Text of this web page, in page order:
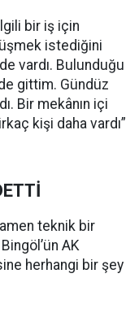
bir iş için
istediğini
vardı. Bulunduğu
gittim. Gündüz
Bir mekânın içi
kişi daha vardı”
teknik bir
AK
herhangi bir şey